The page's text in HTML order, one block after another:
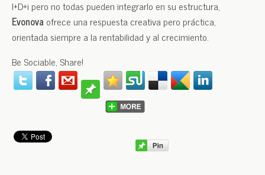
I+D+i pero no todas pueden integrarlo en su estructura,
Evonova ofrece una respuesta creativa pero práctica,
orientada siempre a la rentabilidad y al crecimiento.
Be Sociable, Share!